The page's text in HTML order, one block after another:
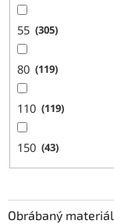
55 305
80 119
110 119
150 43
Obrábaný materiál